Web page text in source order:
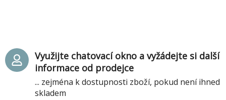
Využijte chatovací okno a vyžádejte si další
informace od prodejce
... zejména k dostupnosti zboží, pokud není ihned
skladem